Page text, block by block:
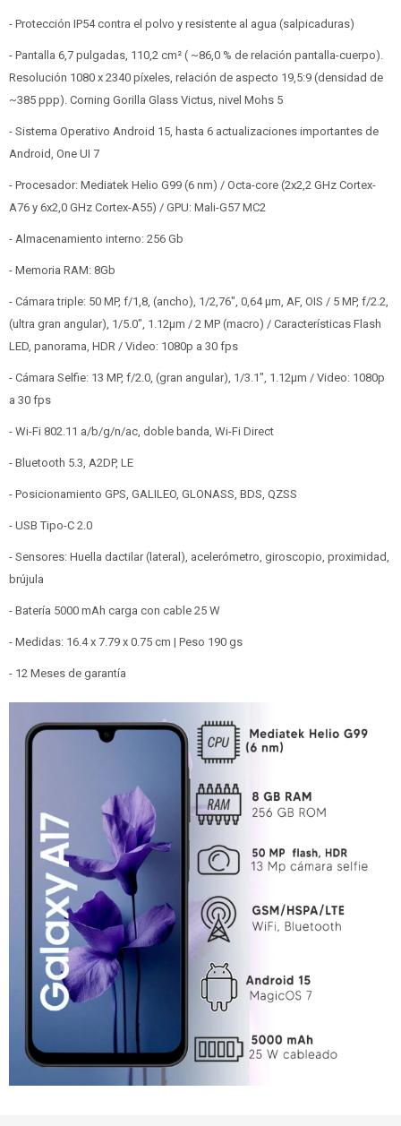
- Protección IP54 contra el polvo y resistente al agua (salpicaduras)
- Pantalla 6,7 pulgadas, 110,2 cm² ( ~86,0 % de relación pantalla-cuerpo).
Resolución 1080 x 2340 píxeles, relación de aspecto 19,5:9 (densidad de
~385 ppp). Corning Gorilla Glass Victus, nivel Mohs 5
- Sistema Operativo Android 15, hasta 6 actualizaciones importantes de
Android, One UI 7
- Procesador: Mediatek Helio G99 (6 nm) / Octa-core (2x2,2 GHz Cortex-
A76 y 6x2,0 GHz Cortex-A55) / GPU: Mali-G57 MC2
- Almacenamiento interno: 256 Gb
- Memoria RAM: 8Gb
- Cámara triple: 50 MP, f/1,8, (ancho), 1/2,76", 0,64 µm, AF, OIS / 5 MP, f/2.2,
(ultra gran angular), 1/5.0", 1.12µm / 2 MP (macro) / Características Flash
LED, panorama, HDR / Video: 1080p a 30 fps
- Cámara Selfie: 13 MP, f/2.0, (gran angular), 1/3.1", 1.12µm / Video: 1080p
a 30 fps
- Wi-Fi 802.11 a/b/g/n/ac, doble banda, Wi-Fi Direct
- Bluetooth 5.3, A2DP, LE
- Posicionamiento GPS, GALILEO, GLONASS, BDS, QZSS
- USB Tipo-C 2.0
- Sensores: Huella dactilar (lateral), acelerómetro, giroscopio, proximidad,
brújula
- Batería 5000 mAh carga con cable 25 W
- Medidas: 16.4 x 7.79 x 0.75 cm | Peso 190 gs
- 12 Meses de garantía